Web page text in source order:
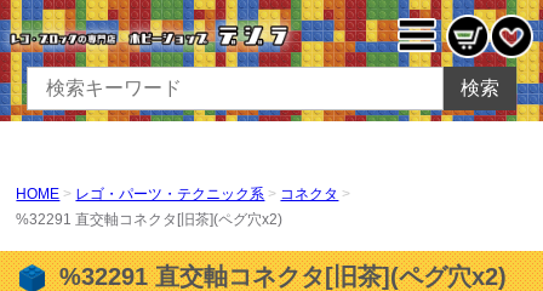
検索
HOME レゴ・パーツ・テクニック系
コネクタ
%32291 直交軸コネクタ[旧茶](ペグ穴x2)
%32291 直交軸コネクタ[旧茶](ペグ穴x2)